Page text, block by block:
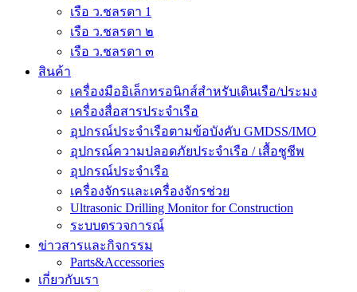
เรือ ว.ชลรดา 1
เรือ ว.ชลรดา ๒
เรือ ว.ชลรดา ๓
สินค้า
เครื่องมืออิเล็กทรอนิกส์สำหรับเดินเรือ/ประมง
เครื่องสื่อสารประจำเรือ
อุปกรณ์ประจำเรือตามข้อบังคับ GMDSS/IMO
อุปกรณ์ความปลอดภัยประจำเรือ / เสื้อชูชีพ
อุปกรณ์ประจำเรือ
เครื่องจักรและเครื่องจักรช่วย
Ultrasonic Drilling Monitor for Construction
ระบบตรวจการณ์
ข่าวสารและกิจกรรม
Parts&Accessories
เกี่ยวกับเรา